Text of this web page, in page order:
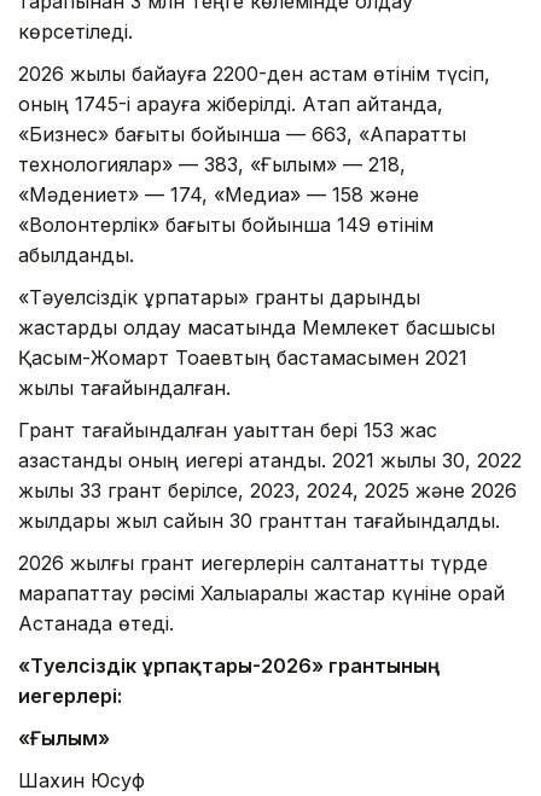
көрсетіледі.
2026 жылы байқауға 2200-ден астам өтінім түсіп,
оның 1745-і қарауға жіберілді. Атап айтқанда,
«Бизнес» бағыты бойынша — 663, «Ақпараттық
технологиялар» — 383, «Ғылым» — 218,
«Мәдениет» — 174, «Медиа» — 158 және
«Волонтерлік» бағыты бойынша 149 өтінім
қабылданды.
«Тәуелсіздік ұрпақтары» гранты дарынды
жастарды қолдау мақсатында Мемлекет басшысы
Қасым-Жомарт Тоқаевтың бастамасымен 2021
жылы тағайындалған.
Грант тағайындалған уақыттан бері 153 жас
қазақстандық оның иегері атанды. 2021 жылы 30, 2022
жылы 33 грант берілсе, 2023, 2024, 2025 және 2026
жылдары жыл сайын 30 гранттан тағайындалды.
2026 жылғы грант иегерлерін салтанатты түрде
марапаттау рәсімі Халықаралық жастар күніне орай
Астанада өтеді.
«Тәуелсіздік ұрпақтары-2026» грантының
иегерлері:
«Ғылым»
Шахин Юсуф